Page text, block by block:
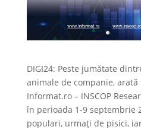
DIGI24: Peste jumătate
animale de companie, arată
Informat.ro – INSCOP
în perioada 1-9 septembrie
populari, urmați de pisici,